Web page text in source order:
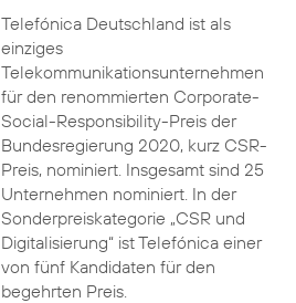
Telefónica Deutschland ist als
einziges
Telekommunikationsunternehmen
für den renommierten Corporate-
Social-Responsibility-Preis der
Bundesregierung 2020, kurz CSR-
Preis, nominiert. Insgesamt sind 25
Unternehmen nominiert. In der
Sonderpreiskategorie „CSR und
Digitalisierung“ ist Telefónica einer
von fünf Kandidaten für den
begehrten Preis.